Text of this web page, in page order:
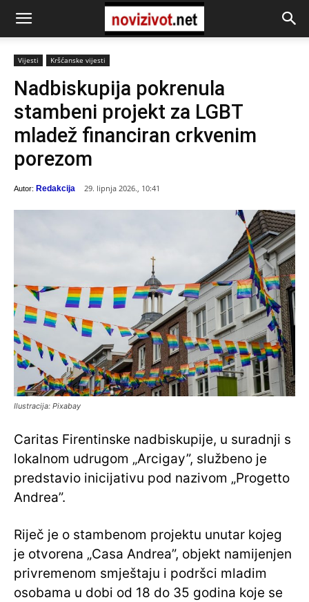
Vijesti Kršćanske vijesti
Nadbiskupija pokrenula
stambeni projekt za LGBT
mladež financiran crkvenim
porezom
Autor: Redakcija 29. lipnja 2026., 10:41
Ilustracija: Pixabay
Caritas Firentinske nadbiskupije, u suradnji s
lokalnom udrugom „Arcigay”, službeno je
predstavio inicijativu pod nazivom „Progetto
Andrea”.
Riječ je o stambenom projektu unutar kojeg
je otvorena „Casa Andrea”, objekt namijenjen
privremenom smještaju i podršci mladim
osobama u dobi od 18 do 35 godina koje se